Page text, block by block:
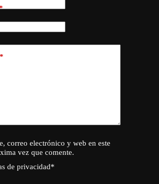
*
correo electrónico y web en este
vez que comente.
de privacidad*